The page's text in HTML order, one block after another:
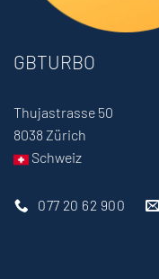
GBTURBO
Thujastrasse 50
8038 Zürich
Schweiz
077 20 62 900